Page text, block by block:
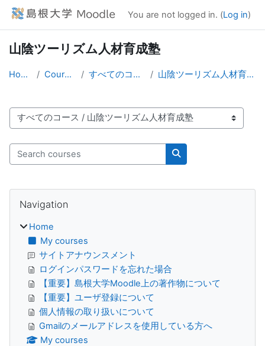
Skip to main content
You are not logged in. (Log in)
山陰ツーリズム人材育成塾
Home Courses すべてのコース 山陰ツーリズム人材育成塾
Course categories
Search courses
Search courses
Blocks
Navigation
Home
My courses
サイトアナウンスメント
ログインパスワードを忘れた場合
【重要】島根大学Moodle上の著作物について
【重要】ユーザ登録について
個人情報の取り扱いについて
Gmailのメールアドレスを使用している方へ
My courses